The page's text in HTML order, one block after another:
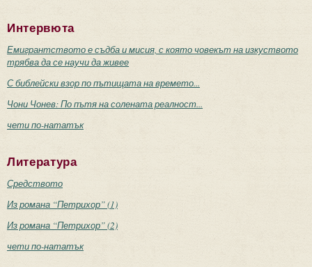
Интервюта
Емигрантството е съдба и мисия, с която човекът на изкуството
трябва да се научи да живее
С библейски взор по пътищата на времето...
Чони Чонев: По пътя на солената реалност...
чети по-нататък
Литература
Средството
Из романа “Петрихор” (1)
Из романа “Петрихор” (2)
чети по-нататък